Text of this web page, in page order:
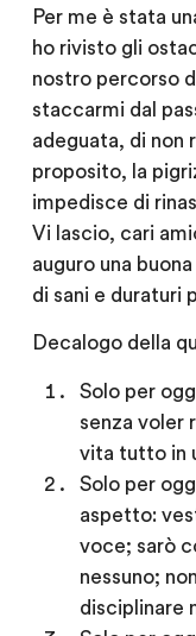
Per me è stata
ho rivisto gli
nostro percorso
staccarmi dal
adeguata, di non
proposito, la
impedisce di
Vi lascio, cari
auguro una
di sani e duraturi
Decalogo della
Solo per
senza voler
vita tutto in
Solo per
aspetto:
voce; sarò
nessuno;
disciplinare